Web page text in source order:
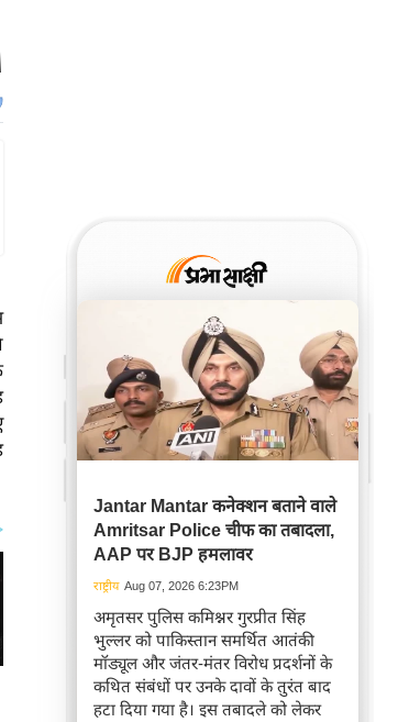
Jantar Mantar कनेक्शन बताने वाले
Amritsar Police चीफ का तबादला,
AAP पर BJP हमलावर
राष्ट्रीय Aug 07, 2026 6:23PM
अमृतसर पुलिस कमिश्नर गुरप्रीत सिंह
भुल्लर को पाकिस्तान समर्थित आतंकी
मॉड्यूल और जंतर-मंतर विरोध प्रदर्शनों के
कथित संबंधों पर उनके दावों के तुरंत बाद
हटा दिया गया है। इस तबादले को लेकर